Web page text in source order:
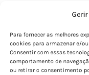
Para fornecer as melhores
cookies para armazenar e/
Consentir com essas
comportamento de
ou retirar o consentimento